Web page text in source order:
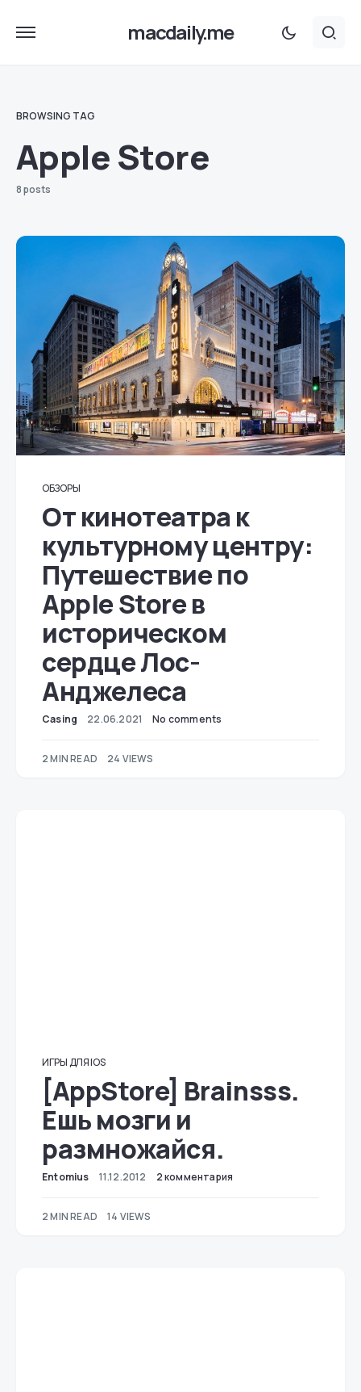
macdaily.me
BROWSING TAG
Apple Store
8 posts
ОБЗОРЫ
От кинотеатра к
культурному центру:
Путешествие по
Apple Store в
историческом
сердце Лос-
Анджелеса
Casing 22.06.2021 No comments
2 MIN READ 24 VIEWS
ИГРЫ ДЛЯ IOS
[AppStore] Brainsss.
Ешь мозги и
размножайся.
Entomius 11.12.2012 2 комментария
2 MIN READ 14 VIEWS